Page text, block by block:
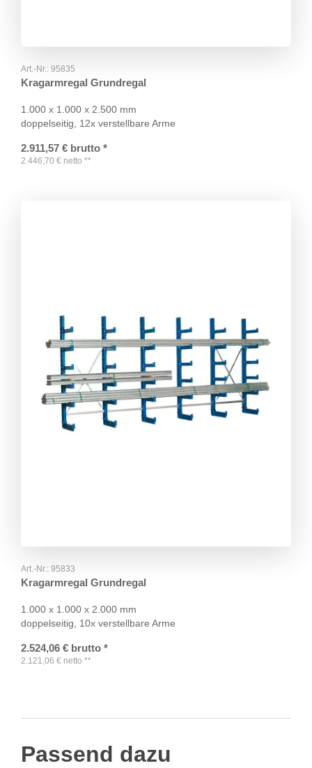
Art.-Nr.: 95835
Kragarmregal Grundregal
1.000 x 1.000 x 2.500 mm
doppelseitig, 12x verstellbare Arme
2.911,57 € brutto *
2.446,70 € netto **
Art.-Nr.: 95833
Kragarmregal Grundregal
1.000 x 1.000 x 2.000 mm
doppelseitig, 10x verstellbare Arme
2.524,06 € brutto *
2.121,06 € netto **
Passend dazu